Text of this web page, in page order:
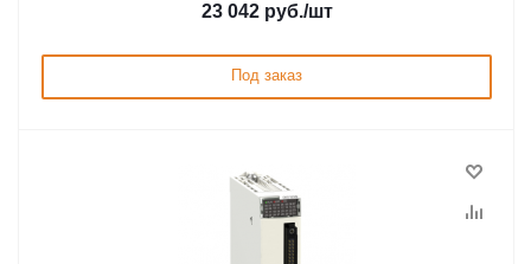
23 042руб./шт
Под заказ